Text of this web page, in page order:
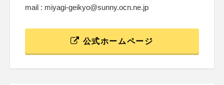
mail : miyagi-geikyo@sunny.ocn.ne.jp
公式ホームページ